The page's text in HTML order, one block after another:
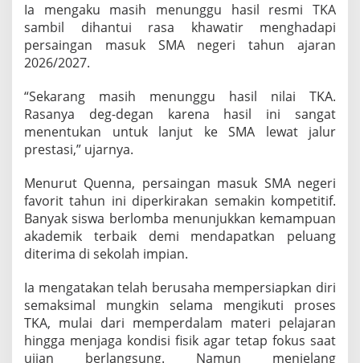
Ia mengaku masih menunggu hasil resmi TKA
sambil dihantui rasa khawatir menghadapi
persaingan masuk SMA negeri tahun ajaran
2026/2027.
“Sekarang masih menunggu hasil nilai TKA.
Rasanya deg-degan karena hasil ini sangat
menentukan untuk lanjut ke SMA lewat jalur
prestasi,” ujarnya.
Menurut Quenna, persaingan masuk SMA negeri
favorit tahun ini diperkirakan semakin kompetitif.
Banyak siswa berlomba menunjukkan kemampuan
akademik terbaik demi mendapatkan peluang
diterima di sekolah impian.
Ia mengatakan telah berusaha mempersiapkan diri
semaksimal mungkin selama mengikuti proses
TKA, mulai dari memperdalam materi pelajaran
hingga menjaga kondisi fisik agar tetap fokus saat
ujian berlangsung. Namun menjelang